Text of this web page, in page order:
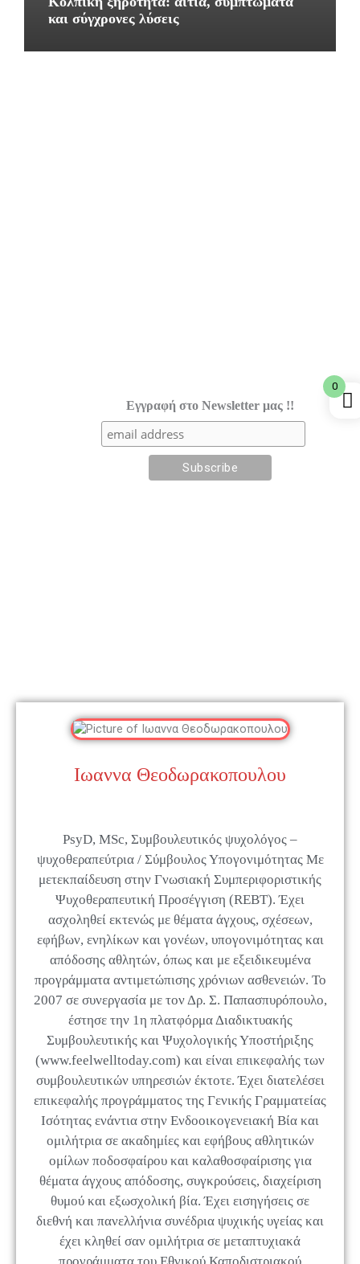
και σύγχρονες λύσεις
Εγγραφή στο Newsletter μας !!
Ιωαννα Θεοδωρακοπουλου
PsyD, MSc, Συμβουλευτικός ψυχολόγος –
ψυχοθεραπεύτρια / Σύμβουλος Υπογονιμότητας Με
μετεκπαίδευση στην Γνωσιακή Συμπεριφοριστικής
Ψυχοθεραπευτική Προσέγγιση (REBT). Έχει
ασχοληθεί εκτενώς με θέματα άγχους, σχέσεων,
εφήβων, ενηλίκων και γονέων, υπογονιμότητας και
απόδοσης αθλητών, όπως και με εξειδικευμένα
προγράμματα αντιμετώπισης χρόνιων ασθενειών. Το
2007 σε συνεργασία με τον Δρ. Σ. Παπασπυρόπουλο,
έστησε την 1η πλατφόρμα Διαδικτυακής
Συμβουλευτικής και Ψυχολογικής Υποστήριξης
(www.feelwelltoday.com) και είναι επικεφαλής των
συμβουλευτικών υπηρεσιών έκτοτε. Έχει διατελέσει
επικεφαλής προγράμματος της Γενικής Γραμματείας
Ισότητας ενάντια στην Ενδοοικογενειακή Βία και
ομιλήτρια σε ακαδημίες και εφήβους αθλητικών
ομίλων ποδοσφαίρου και καλαθοσφαίρισης για
θέματα άγχους απόδοσης, συγκρούσεις, διαχείριση
θυμού και εξωσχολική βία. Έχει εισηγήσεις σε
διεθνή και πανελλήνια συνέδρια ψυχικής υγείας και
έχει κληθεί σαν ομιλήτρια σε μεταπτυχιακά
προγράμματα του Εθνικού Καποδιστριακού
0